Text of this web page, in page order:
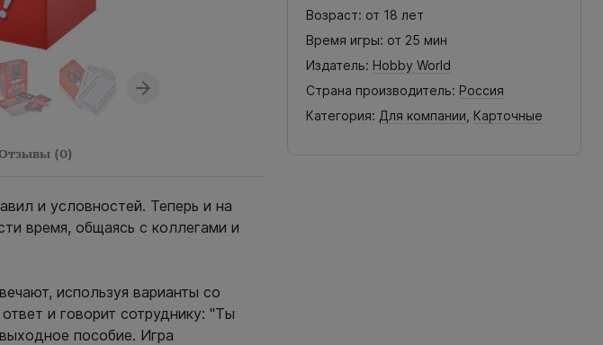
Возраст: от 18 лет
Время игры: от 25 мин
Издатель: Hobby World
Страна производитель: Россия
Категория: Для компании Карточные
(0)
и условностей. Теперь и на
время, общаясь с коллегами и
используя варианты со
и говорит сотруднику: "Ты
пособие. Игра